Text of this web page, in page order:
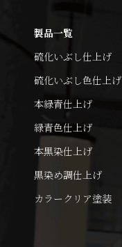
製品一覧
硫化いぶし仕上げ
硫化いぶし色仕上げ
本緑青仕上げ
緑青色仕上げ
本黒染仕上げ
黒染め調仕上げ
カラークリア塗装